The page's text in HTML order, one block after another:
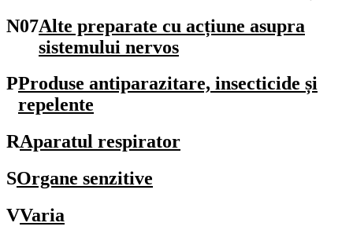
N07Alte preparate cu acțiune asupra
sistemului nervos
PProduse antiparazitare, insecticide și
repelente
RAparatul respirator
SOrgane senzitive
VVaria